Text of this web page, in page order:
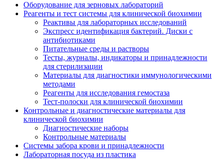
Оборудование для зерновых лабораторий
Реагенты и тест системы для клинической биохимии
Реактивы для лабораторных исследований
Экспресс идентификация бактерий. Диски с
антибиотиками
Питательные среды и растворы
Тесты, журналы, индикаторы и принадлежности
для стерилизации
Материалы для диагностики иммунологическими
методами
Реагенты для исследования гемостаза
Тест-полоски для клинической биохимии
Контрольные и диагностические материалы для
клинической биохимии
Диагностические наборы
Контрольные материалы
Системы забора крови и принадлежности
Лабораторная посуда из пластика